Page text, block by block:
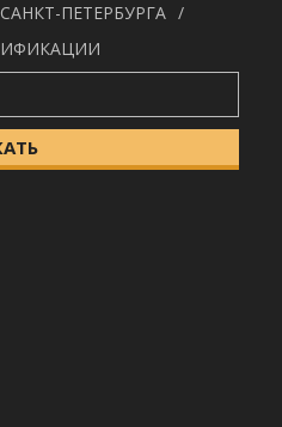
ПЕТЕРБУРГА